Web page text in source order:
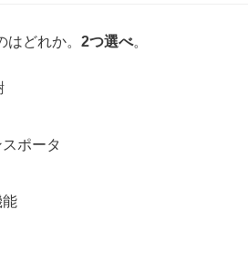
どれか。 2つ選べ。
ポータ